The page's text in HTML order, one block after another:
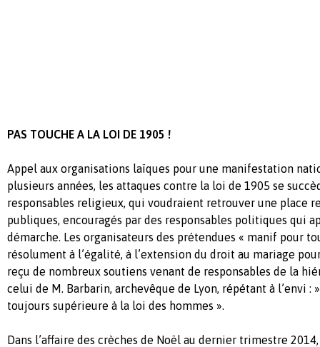
PAS TOUCHE A LA LOI DE 1905 !
Appel aux organisations laïques pour une manifestation
plusieurs années, les attaques contre la loi de 1905 se
responsables religieux, qui voudraient retrouver une place
publiques, encouragés par des responsables politiques qui
démarche. Les organisateurs des prétendues « manif pour
résolument à l’égalité, à l’extension du droit au mariage
reçu de nombreux soutiens venant de responsables de la
celui de M. Barbarin, archevêque de Lyon, répétant à l’envi :
toujours supérieure à la loi des hommes ».
Dans l’affaire des crèches de Noël au dernier trimestre